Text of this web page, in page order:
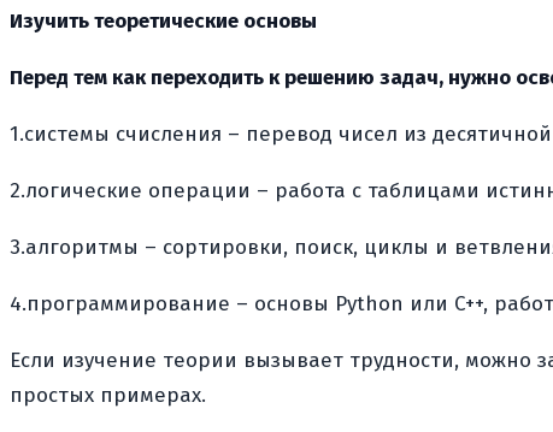
Изучить теоретические основы
Перед тем как переходить к решению задач, нужно
1.системы счисления – перевод чисел из
2.логические операции – работа с таблицами
3.алгоритмы – сортировки, поиск, циклы и
4.программирование – основы Python или C++,
Если изучение теории вызывает трудности, можно
простых примерах.